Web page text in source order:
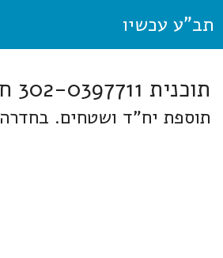
תב"ע עכשיו
תוכנית 302-0397711 חדרה
תוספת יח"ד ושטחים. בחדרה